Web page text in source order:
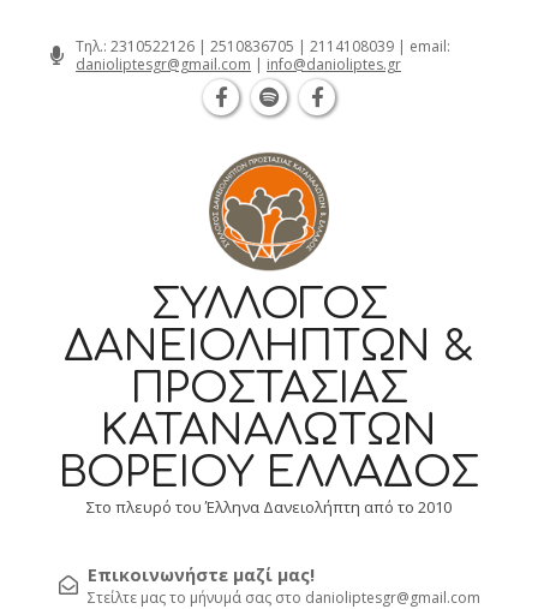
Τηλ.: 2310522126 | 2510836705 | 2114108039 | email:
danioliptesgr@gmail.com | info@danioliptes.gr
ΣΎΛΛΟΓΟΣ
ΔΑΝΕΙΟΛΗΠΤΏΝ &
ΠΡΟΣΤΑΣΊΑΣ
ΚΑΤΑΝΑΛΩΤΏΝ
ΒΟΡΕΊΟΥ ΕΛΛΆΔΟΣ
Στο πλευρό του Έλληνα Δανειολήπτη από το 2010
Επικοινωνήστε μαζί μας!
Στείλτε μας το μήνυμά σας στο danioliptesgr@gmail.com